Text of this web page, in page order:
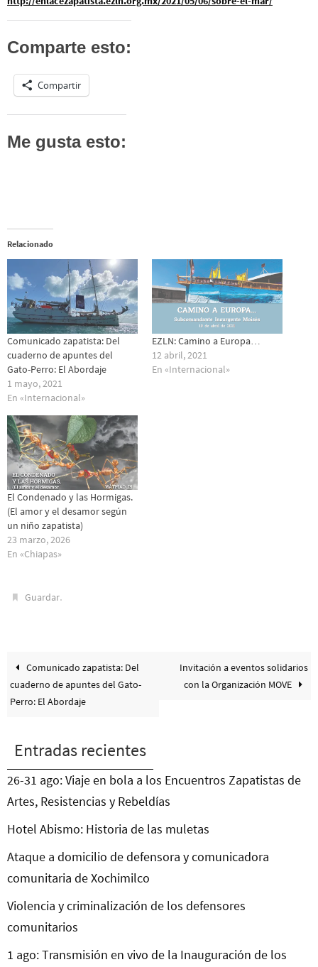
Comparte esto:
Compartir
Me gusta esto:
Relacionado
Comunicado zapatista: Del
cuaderno de apuntes del
Gato-Perro: El Abordaje
1 mayo, 2021
En «Internacional»
EZLN: Camino a Europa…
12 abril, 2021
En «Internacional»
El Condenado y las Hormigas.
(El amor y el desamor según
un niño zapatista)
23 marzo, 2026
En «Chiapas»
Guardar.
Comunicado zapatista: Del
cuaderno de apuntes del Gato-
Perro: El Abordaje
Invitación a eventos solidarios
con la Organización MOVE
Entradas recientes
26-31 ago: Viaje en bola a los Encuentros Zapatistas de
Artes, Resistencias y Rebeldías
Hotel Abismo: Historia de las muletas
Ataque a domicilio de defensora y comunicadora
comunitaria de Xochimilco
Violencia y criminalización de los defensores
comunitarios
1 ago: Transmisión en vivo de la Inauguración de los